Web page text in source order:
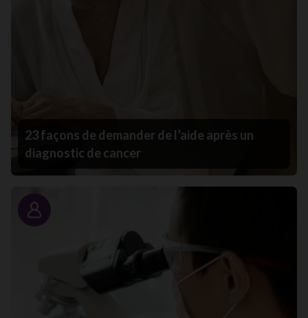
23 façons de demander de l’aide après un
diagnostic de cancer
Portrait